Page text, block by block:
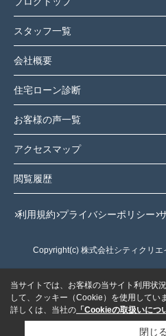
スタッフ一覧
会社概要
住宅ローン診断
お客様の声一覧
アクセスマップ
閲覧履歴
利用規約 プライバシーポリシー
Copyright(c) 株式会社シティクリ
当サイトでは、お客様の当サイト利用状
して、クッキー（Cookie）を使用してい
詳しくは、当社の 「Cookieの取扱いにつ
閉じる